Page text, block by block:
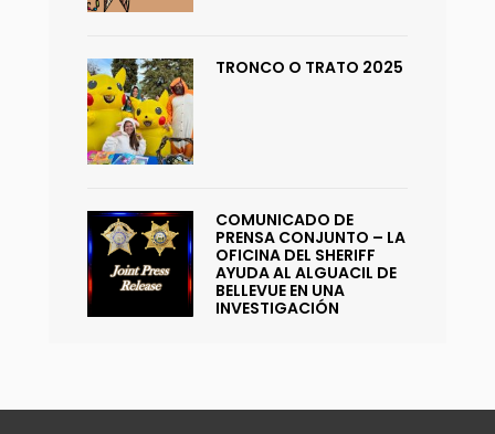
TRONCO O TRATO 2025
COMUNICADO DE
PRENSA CONJUNTO – LA
OFICINA DEL SHERIFF
AYUDA AL ALGUACIL DE
BELLEVUE EN UNA
INVESTIGACIÓN